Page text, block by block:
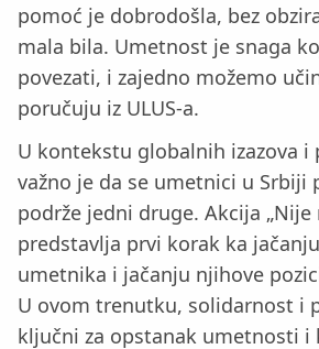
pomoć je dobrodošla, bez
mala bila. Umetnost je snaga
povezati, i zajedno možemo
poručuju iz ULUS-a.
U kontekstu globalnih izazova i
važno je da se umetnici u Srbiji
podrže jedni druge. Akcija „Nije
predstavlja prvi korak ka
umetnika i jačanju njihove
U ovom trenutku, solidarnost i
ključni za opstanak umetnosti i